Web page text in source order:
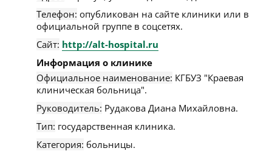
Телефон: опубликован на сайте клиники или в
официальной группе в соцсетях.
Сайт: http://alt-hospital.ru
Информация о клинике
Официальное наименование: КГБУЗ "Краевая
клиническая больница".
Руководитель: Рудакова Диана Михайловна.
Тип: государственная клиника.
Категория: больницы.